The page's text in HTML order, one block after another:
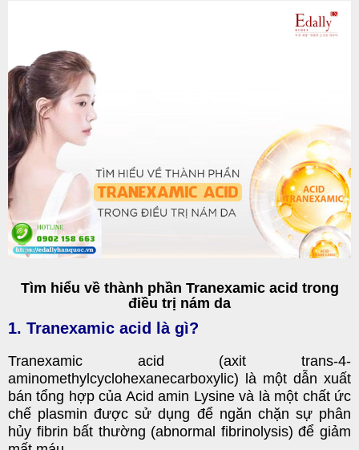
Tìm hiểu về thành phần Tranexamic acid trong
điều trị nám da
1. Tranexamic acid là gì?
Tranexamic acid (axit trans-4-
aminomethylcyclohexanecarboxylic) là một dẫn xuất
bán tổng hợp của Acid amin Lysine và là một chất ức
chế plasmin được sử dụng để ngăn chặn sự phân
hủy fibrin bất thường (abnormal fibrinolysis) để giảm